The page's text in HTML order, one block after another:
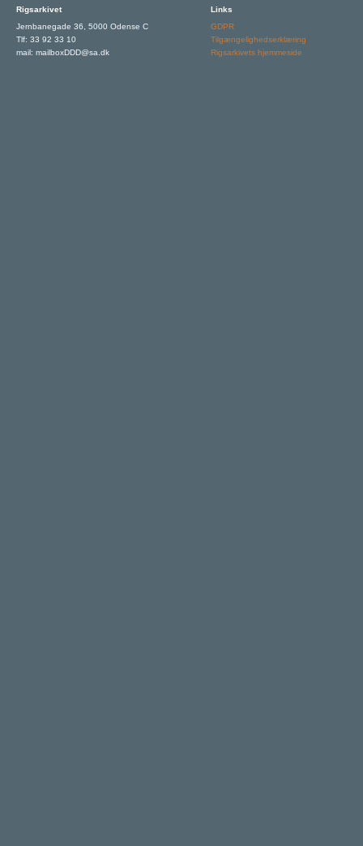
Rigsarkivet
Jernbanegade 36, 5000 Odense C
Tlf: 33 92 33 10
mail: mailboxDDD@sa.dk
Links
GDPR
Tilgængelighedserklæring
Rigsarkivets hjemmeside